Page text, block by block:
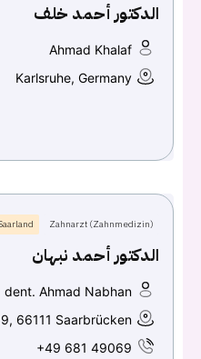
الدكتور أحمد خلف
Ahmad Khalaf
Karlsruhe, Germany
Zahnarzt (Zahnmedizin)
الدكتور أحمد نبهان
dent. Ahmad Nabhan
66111 Saarbrücken
+49 681 49069